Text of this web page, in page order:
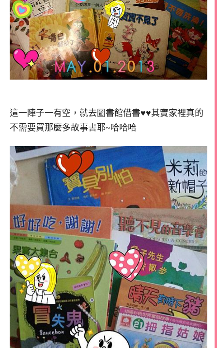
這一陣子一有空，就去圖書館借書♥♥其實家裡真的
不需要買那麼多故事書耶~哈哈哈